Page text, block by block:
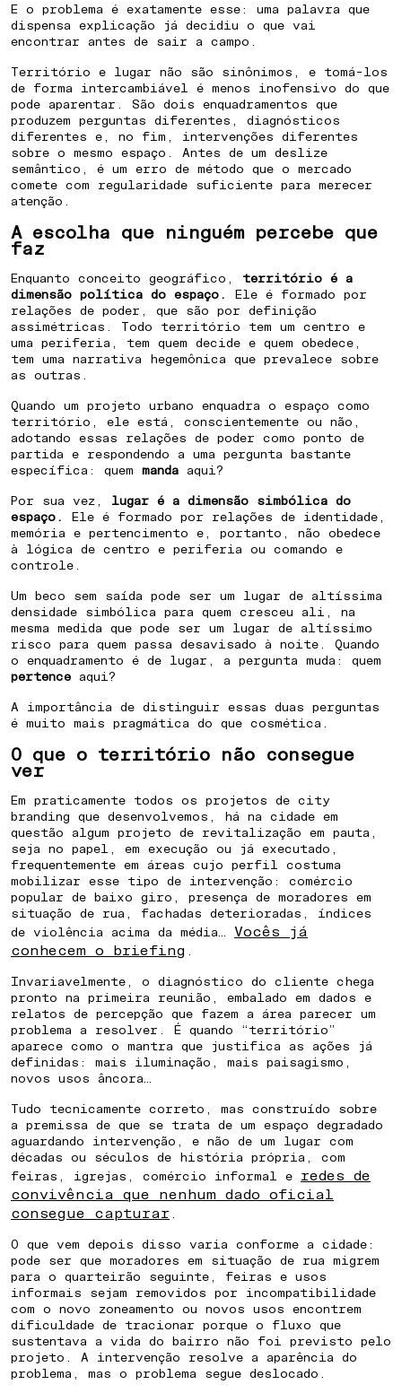
E o problema é exatamente esse: uma palavra que
dispensa explicação já decidiu o que vai
encontrar antes de sair a campo.
Território e lugar não são sinônimos, e tomá-los
de forma intercambiável é menos inofensivo do que
pode aparentar. São dois enquadramentos que
produzem perguntas diferentes, diagnósticos
diferentes e, no fim, intervenções diferentes
sobre o mesmo espaço. Antes de um deslize
semântico, é um erro de método que o mercado
comete com regularidade suficiente para merecer
atenção.
A escolha que ninguém percebe que
faz
Enquanto conceito geográfico, território é a
dimensão política do espaço.
Ele é formado por
relações de poder, que são por definição
assimétricas. Todo território tem um centro e
uma periferia, tem quem decide e quem obedece,
tem uma narrativa hegemônica que prevalece sobre
as outras.
Quando um projeto urbano enquadra o espaço como
território, ele está, conscientemente ou não,
adotando essas relações de poder como ponto de
partida e respondendo a uma pergunta bastante
específica: quem manda aqui?
Por sua vez, lugar é a dimensão simbólica do
espaço.
Ele é formado por relações de identidade,
memória e pertencimento e, portanto, não obedece
à lógica de centro e periferia ou comando e
controle.
Um beco sem saída pode ser um lugar de altíssima
densidade simbólica para quem cresceu ali, na
mesma medida que pode ser um lugar de altíssimo
risco para quem passa desavisado à noite. Quando
o enquadramento é de lugar, a pergunta muda: quem
pertence aqui?
A importância de distinguir essas duas perguntas
é muito mais pragmática do que cosmética.
O que o território não consegue
ver
Em praticamente todos os projetos de city
branding que desenvolvemos, há na cidade em
questão algum projeto de revitalização em pauta,
seja no papel, em execução ou já executado,
frequentemente em áreas cujo perfil costuma
mobilizar esse tipo de intervenção: comércio
popular de baixo giro, presença de moradores em
situação de rua, fachadas deterioradas, índices
de violência acima da média… Vocês já
conhecem o briefing
Invariavelmente, o diagnóstico do cliente chega
pronto na primeira reunião, embalado em dados e
relatos de percepção que fazem a área parecer um
problema a resolver. É quando “território”
aparece como o mantra que justifica as ações já
definidas: mais iluminação, mais paisagismo,
novos usos âncora…
Tudo tecnicamente correto, mas construído sobre
a premissa de que se trata de um espaço degradado
aguardando intervenção, e não de um lugar com
décadas ou séculos de história própria, com
feiras, igrejas, comércio informal e redes de
convivência que nenhum dado oficial
consegue capturar
O que vem depois disso varia conforme a cidade:
pode ser que moradores em situação de rua migrem
para o quarteirão seguinte, feiras e usos
informais sejam removidos por incompatibilidade
com o novo zoneamento ou novos usos encontrem
dificuldade de tracionar porque o fluxo que
sustentava a vida do bairro não foi previsto pelo
projeto. A intervenção resolve a aparência do
problema, mas o problema segue deslocado.